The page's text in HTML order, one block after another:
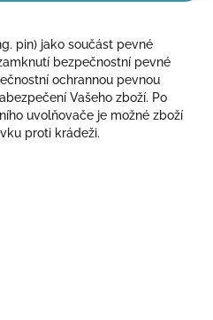
pin) jako součást pevné
bezpečnostní pevné
ochrannou pevnou
Vašeho zboží. Po
uvolňovače je možné zboží
proti krádeži.